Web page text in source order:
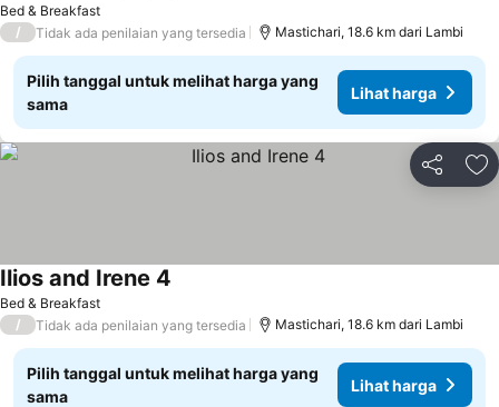
Bed & Breakfast
/ Tidak ada penilaian yang tersedia Mastichari, 18.6 km dari Lambi
Pilih tanggal untuk melihat harga yang
sama
Lihat harga
Bagikan
Bed & Breakfast
Ilios and Irene 4
/ Tidak ada penilaian yang tersedia Mastichari, 18.6 km dari Lambi
Pilih tanggal untuk melihat harga yang
sama
Lihat harga